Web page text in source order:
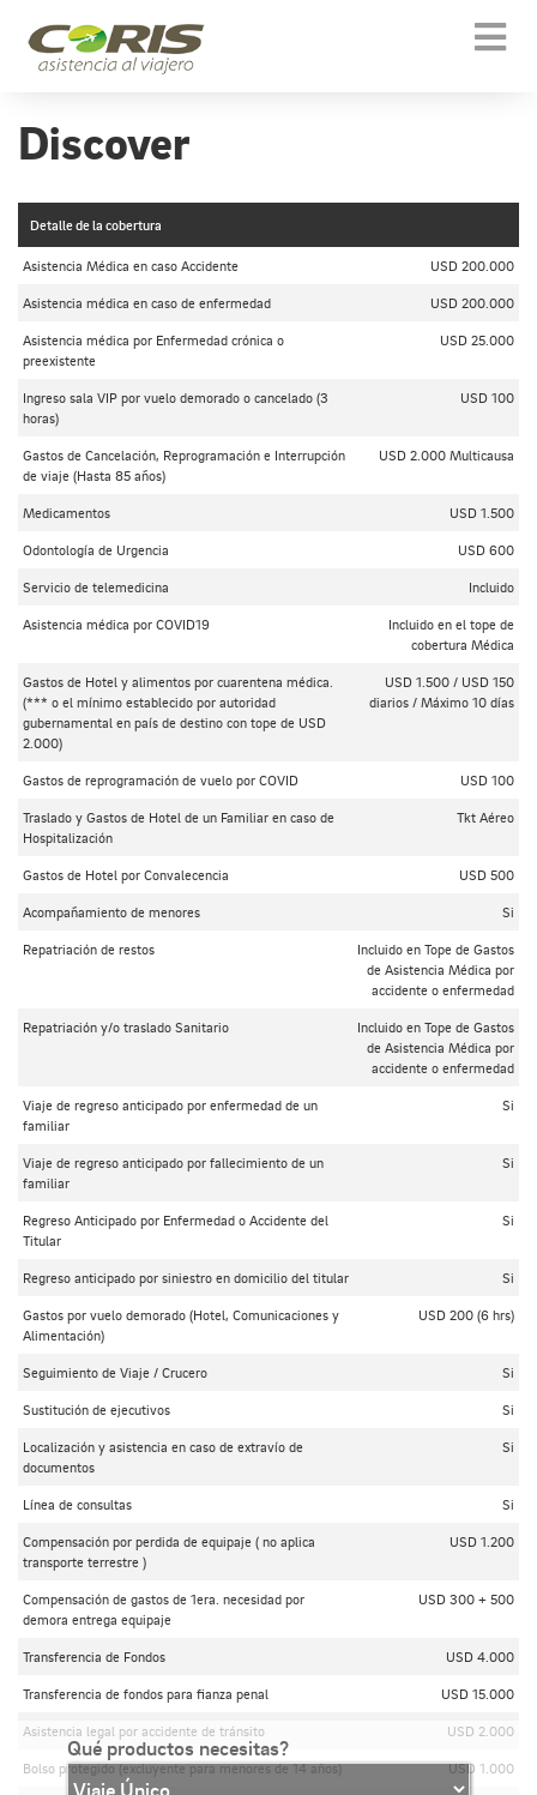
Discover
Detalle de la cobertura
Asistencia Médica en caso Accidente USD 200.000
Asistencia médica en caso de enfermedad USD 200.000
Asistencia médica por Enfermedad crónica o
preexistente
USD 25.000
Ingreso sala VIP por vuelo demorado o cancelado (3
horas)
USD 100
Gastos de Cancelación, Reprogramación e Interrupción
de viaje (Hasta 85 años)
USD 2.000 Multicausa
Medicamentos USD 1.500
Odontología de Urgencia USD 600
Servicio de telemedicina Incluido
Asistencia médica por COVID19
Incluido en el tope de
cobertura Médica
Gastos de Hotel y alimentos por cuarentena médica.
(*** o el mínimo establecido por autoridad
gubernamental en país de destino con tope de USD
2.000)
USD 1.500 / USD 150
diarios / Máximo 10 días
Gastos de reprogramación de vuelo por COVID USD 100
Traslado y Gastos de Hotel de un Familiar en caso de
Hospitalización
Tkt Aéreo
Gastos de Hotel por Convalecencia USD 500
Acompañamiento de menores Si
Repatriación de restos
Incluido en Tope de Gastos
de Asistencia Médica por
accidente o enfermedad
Repatriación y/o traslado Sanitario
Incluido en Tope de Gastos
de Asistencia Médica por
accidente o enfermedad
Viaje de regreso anticipado por enfermedad de un
familiar
Si
Viaje de regreso anticipado por fallecimiento de un
familiar
Si
Regreso Anticipado por Enfermedad o Accidente del
Titular
Si
Regreso anticipado por siniestro en domicilio del titular Si
Gastos por vuelo demorado (Hotel, Comunicaciones y
Alimentación)
USD 200 (6 hrs)
Seguimiento de Viaje / Crucero Si
Sustitución de ejecutivos Si
Localización y asistencia en caso de extravío de
documentos
Si
Línea de consultas Si
Compensación por perdida de equipaje ( no aplica
transporte terrestre )
USD 1.200
Compensación de gastos de 1era. necesidad por
demora entrega equipaje
USD 300 + 500
Transferencia de Fondos USD 4.000
Transferencia de fondos para fianza penal USD 15.000
Asistencia legal por accidente de tránsito USD 2.000
Bolso protegido (excluyente para menores de 14 años) USD 1.000
Qué productos necesitas?